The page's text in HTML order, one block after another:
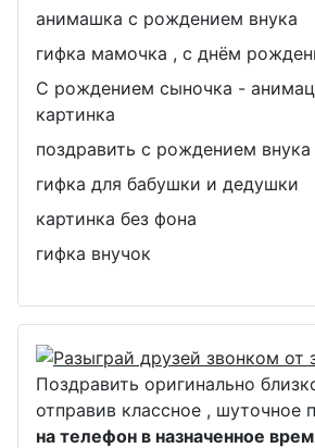
анимашка с рождением внука
гифка мамочка , с днём
С рождением сыночка -
картинка
поздравить с рождением внука
гифка для бабушки и дедушки
картинка без фона
гифка внучок
Поздравить оригинально
отправив классное , шуточное
на телефон в назначенное